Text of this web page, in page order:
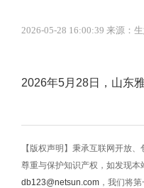
2026-05-28 16:00:39 来源：
2026年5月28日，山东
【版权声明】秉承互联网开放
尊重与保护知识产权，如发现
db123@netsun.com ，我们将